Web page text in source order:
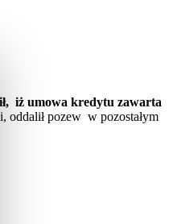
iż umowa kredytu zawarta
pozew w pozostałym